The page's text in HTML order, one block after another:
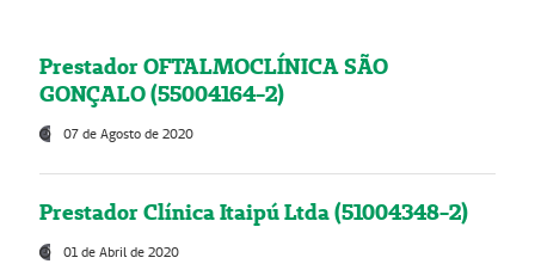
Prestador OFTALMOCLÍNICA SÃO
GONÇALO (55004164-2)
07 de Agosto de 2020
Prestador Clínica Itaipú Ltda (51004348-2)
01 de Abril de 2020